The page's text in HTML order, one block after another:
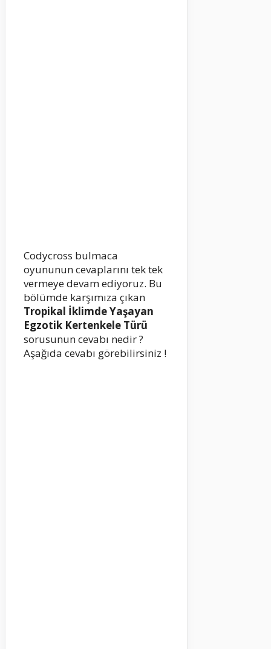
Codycross bulmaca
oyununun cevaplarını tek tek
vermeye devam ediyoruz. Bu
bölümde karşımıza çıkan
Tropikal İklimde Yaşayan
Egzotik Kertenkele Türü
sorusunun cevabı nedir ?
Aşağıda cevabı görebilirsiniz !